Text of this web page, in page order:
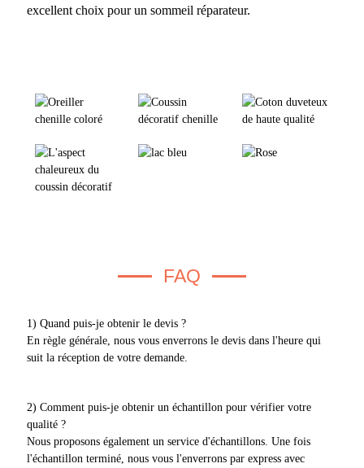
excellent choix pour un sommeil réparateur.
FAQ
1) Quand puis-je obtenir le devis ?
En règle générale, nous vous enverrons le devis dans l'heure qui
suit la réception de votre demande.
2) Comment puis-je obtenir un échantillon pour vérifier votre
qualité ?
Nous proposons également un service d'échantillons. Une fois
l'échantillon terminé, nous vous l'enverrons par express avec